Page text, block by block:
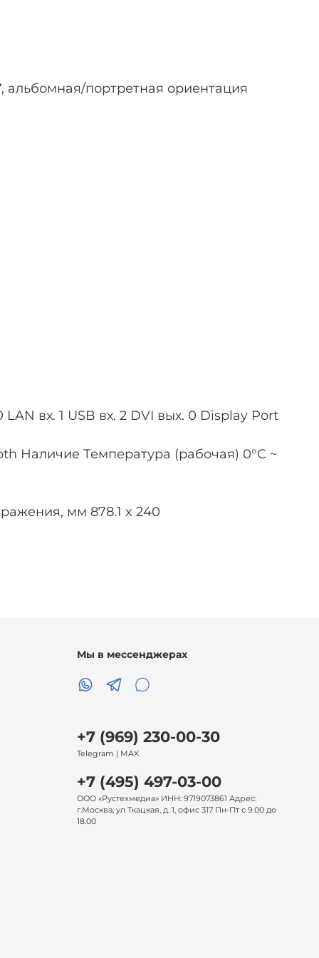
альбомная/портретная ориентация
вх. 1 USB вх. 2 DVI вых. 0 Display Port
Наличие Температура (рабочая) 0°C ~
мм 878.1 x 240
Мы в мессенджерах
+7 (969) 230-00-30
Telegram | MAX
+7 (495) 497-03-00
ООО «Рустехмедиа» ИНН: 9719073861 Адрес:
г.Москва, ул Ткацкая, д. 1, офис 317 Пн-Пт с 9.00 до
18.00